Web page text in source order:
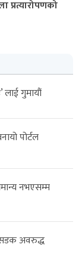
प्रत्यारोपणको
लाई गुमायौं
पोर्टल
नभएसम्म
सडक अवरुद्ध